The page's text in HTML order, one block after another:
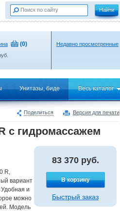
(0) Недавно просмотренные
Унитазы, биде Весь каталог
Поделиться Версия для печати
с гидромассажем
R,
вариант
и
можно
Модель
83 370 руб.
В корзину
Быстрый заказ